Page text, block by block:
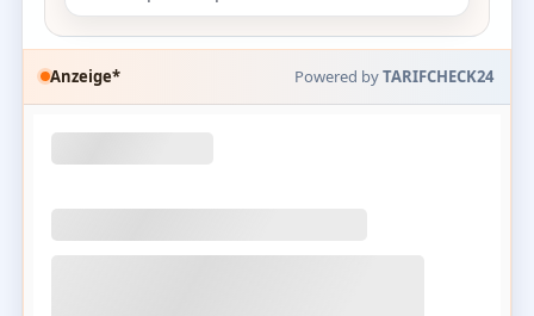
Anzeige* Powered byTARIFCHECK24